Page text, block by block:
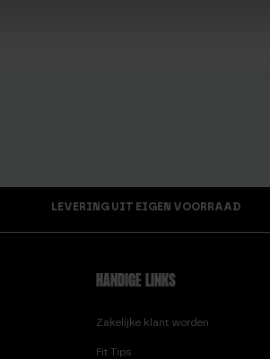
LEVERING UIT EIGEN VOORRAAD
HANDIGE LINKS
Zakelijke klant worden
Fit Tips